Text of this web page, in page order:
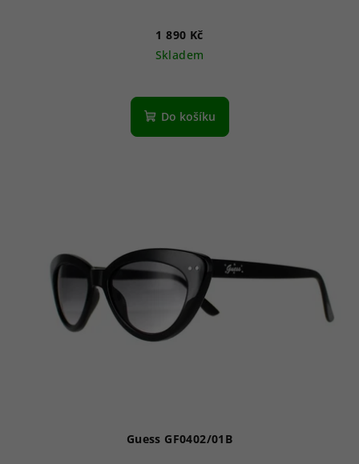
1 890 Kč
Skladem
Do košíku
Guess GF0402/01B